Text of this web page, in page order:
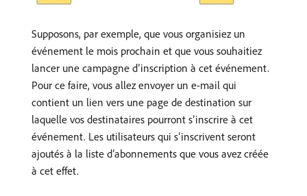
Supposons, par exemple, que vous organisiez un
événement le mois prochain et que vous souhaitiez
lancer une campagne d’inscription à cet événement.
Pour ce faire, vous allez envoyer un e-mail qui
contient un lien vers une page de destination sur
laquelle vos destinataires pourront sʼinscrire à cet
événement. Les utilisateurs qui s’inscrivent seront
ajoutés à la liste d’abonnements que vous avez créée
à cet effet.